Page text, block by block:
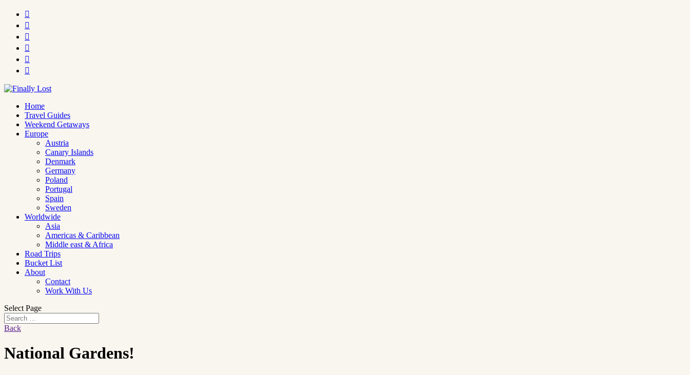






Home
Travel Guides
Weekend Getaways
Europe
Austria
Canary Islands
Denmark
Germany
Poland
Portugal
Spain
Sweden
Worldwide
Asia
Americas & Caribbean
Middle east & Africa
Road Trips
Bucket List
About
Contact
Work With Us
Select Page
Back
National Gardens!